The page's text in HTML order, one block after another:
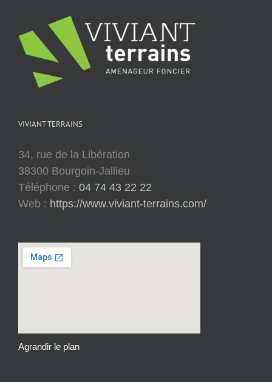
VIVIANT TERRAINS
34, rue de la Libération
38300 Bourgoin-Jallieu
Téléphone : 04 74 43 22 22
Web : https://www.viviant-terrains.com/
Agrandir le plan